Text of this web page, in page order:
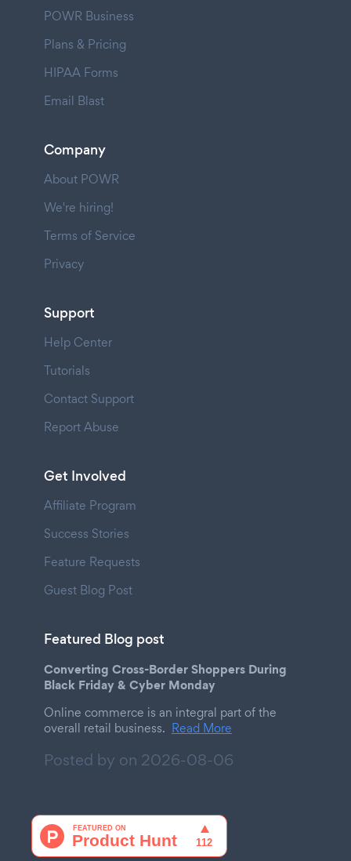
POWR Business
Plans & Pricing
HIPAA Forms
Email Blast
Company
About POWR
We're hiring!
Terms of Service
Privacy
Support
Help Center
Tutorials
Contact Support
Report Abuse
Get Involved
Affiliate Program
Success Stories
Feature Requests
Guest Blog Post
Featured Blog post
Converting Cross-Border Shoppers During
Black Friday & Cyber Monday
Online commerce is an integral part of the
overall retail business. Read More
Posted by on 2026-08-06